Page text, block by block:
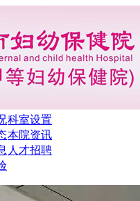
科室设置
本院资讯
人才招聘